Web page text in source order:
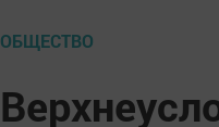
ОБЩЕСТВО